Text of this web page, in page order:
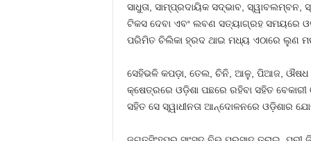
ସାଧୁତା, ସାମ୍ପ୍ରଦାୟିକ ସଦ୍‍ଭାବ,
ଟିକସ ଦେବା ଏବଂ ଲବଣ ସତ୍ୟାଗ୍ରହ ସମୟରେ
ପରିମିତ ଚିଲିକା ହ୍ରଦ ଥାଇ ମଧ୍ୟ ଏଠାରେ ଲୁଣ
ସେହିଭଳି କପଡ଼ା, ତେଲ, ଚିନି, ଆଳୁ, ପିଆଜ, ଔଷଧ
କ୍ଷେତ୍ରରେ ଓଡ଼ିଶା ପଛରେ ରହିବା ସହିତ
ସହିତ ସେ ସ୍ୱାଧୀନତା ଆନ୍ଦୋଳନରେ ଓଡ଼ିଶାର